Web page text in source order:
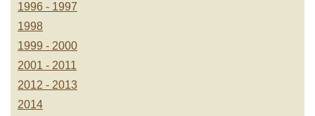
1996 - 1997
1998
1999 - 2000
2001 - 2011
2012 - 2013
2014